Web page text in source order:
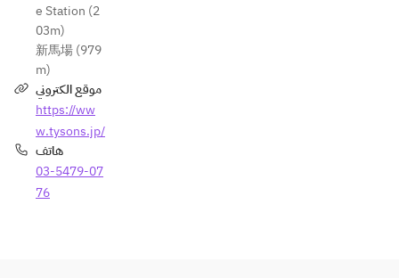
e Station (2
03m)
新馬場 (979
m)
موقع الكتروني
https://ww
w.tysons.jp/
هاتف
03-5479-07
76